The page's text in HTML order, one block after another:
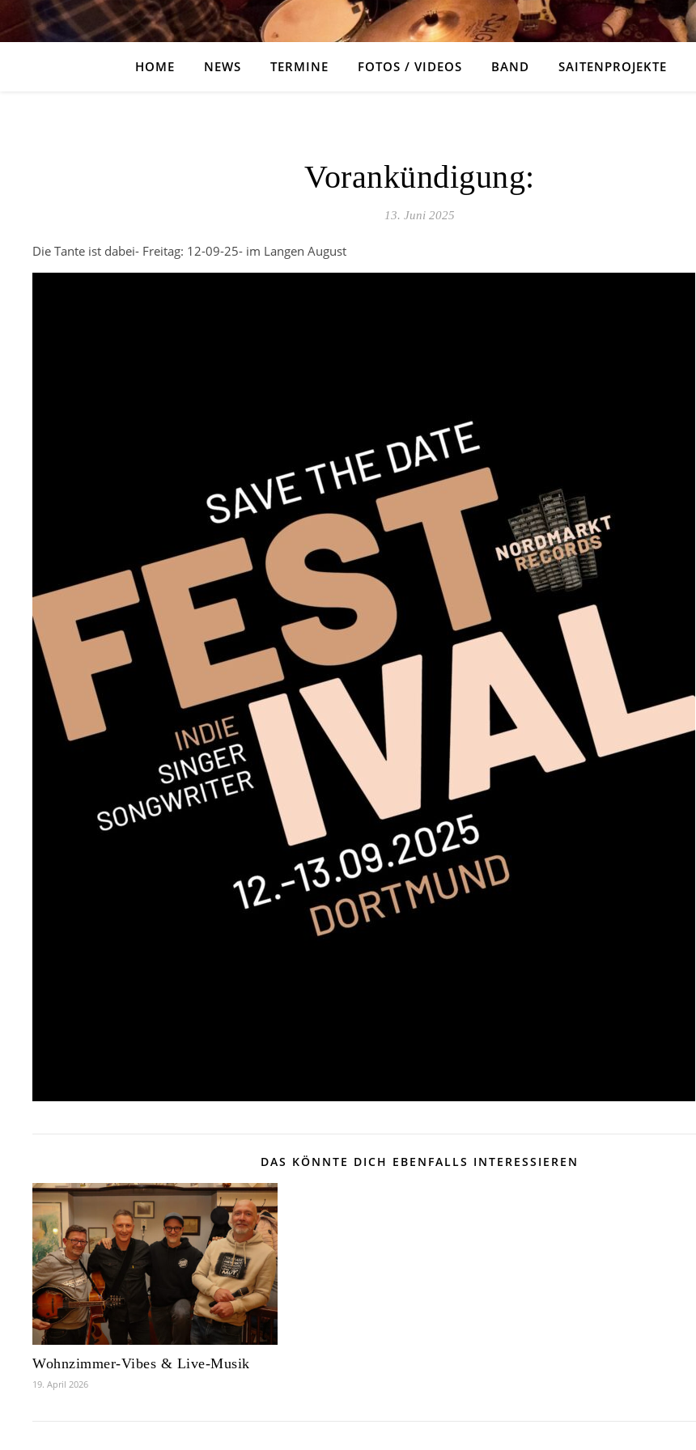
HOME NEWS TERMINE FOTOS / VIDEOS BAND SAITENPROJEKTE
Vorankündigung:
13. Juni 2025
Die Tante ist dabei- Freitag: 12-09-25- im Langen August
DAS KÖNNTE DICH EBENFALLS INTERESSIEREN
Wohnzimmer-Vibes & Live-Musik
19. April 2026